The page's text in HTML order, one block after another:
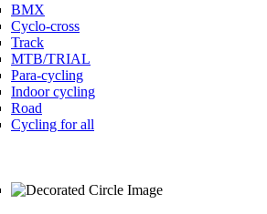
BMX
Cyclo-cross
Track
MTB/TRIAL
Para-cycling
Indoor cycling
Road
Cycling for all